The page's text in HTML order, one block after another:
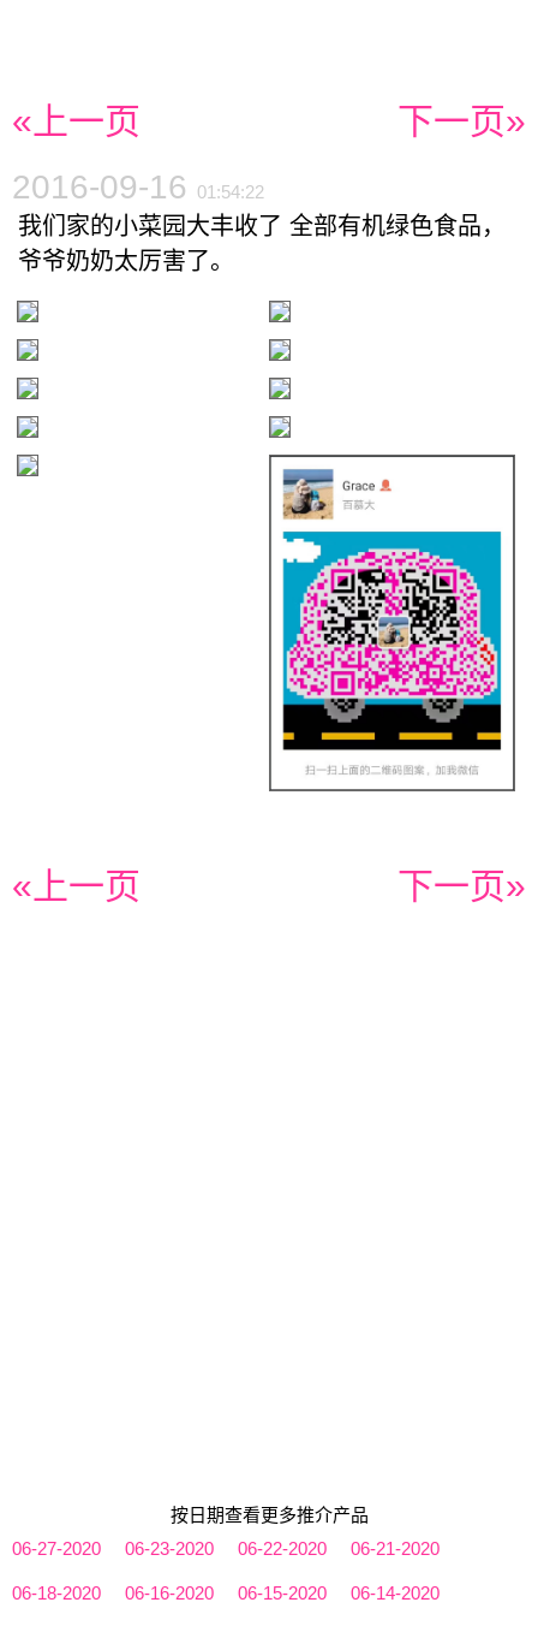
«上一页 下一页»
2016-09-16 01:54:22
我们家的小菜园大丰收了 全部有机绿色食品，
爷爷奶奶太厉害了。
«上一页 下一页»
按日期查看更多推介产品
06-27-2020
06-23-2020 06-22-2020 06-21-2020
06-18-2020 06-16-2020 06-15-2020 06-14-2020